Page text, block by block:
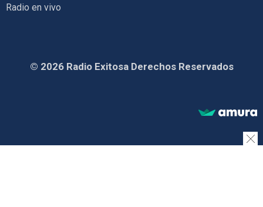
Radio en vivo
© 2026 Radio Exitosa Derechos Reservados